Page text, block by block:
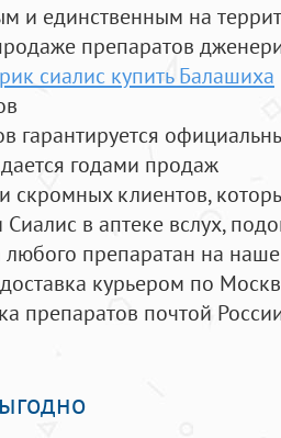
и единственным на
препаратов
сиалис купить Балашиха
гарантируется
годами продаж
скромных клиентов,
в аптеке вслух,
препаратан на
курьером по
препаратов почтой